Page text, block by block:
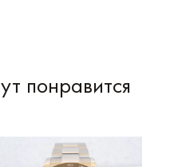
понравится